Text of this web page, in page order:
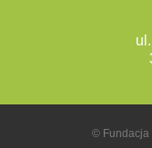
© Fundacja